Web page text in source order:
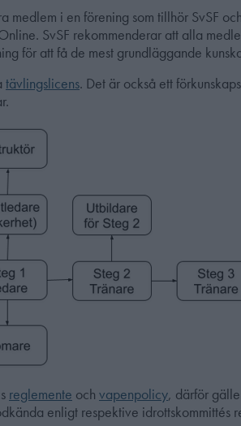
medlem i en förening som tillhör SvSF
SvSF rekommenderar att alla
för att få de mest grundläggande
tävlingslicens. Det är också ett
reglemente och vapenpolicy, därför
enligt respektive idrottskommittés